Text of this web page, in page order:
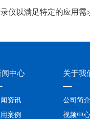
仪以满足特定的应用需
闻中心
资讯
案例
关于我
公司简介
视频中心